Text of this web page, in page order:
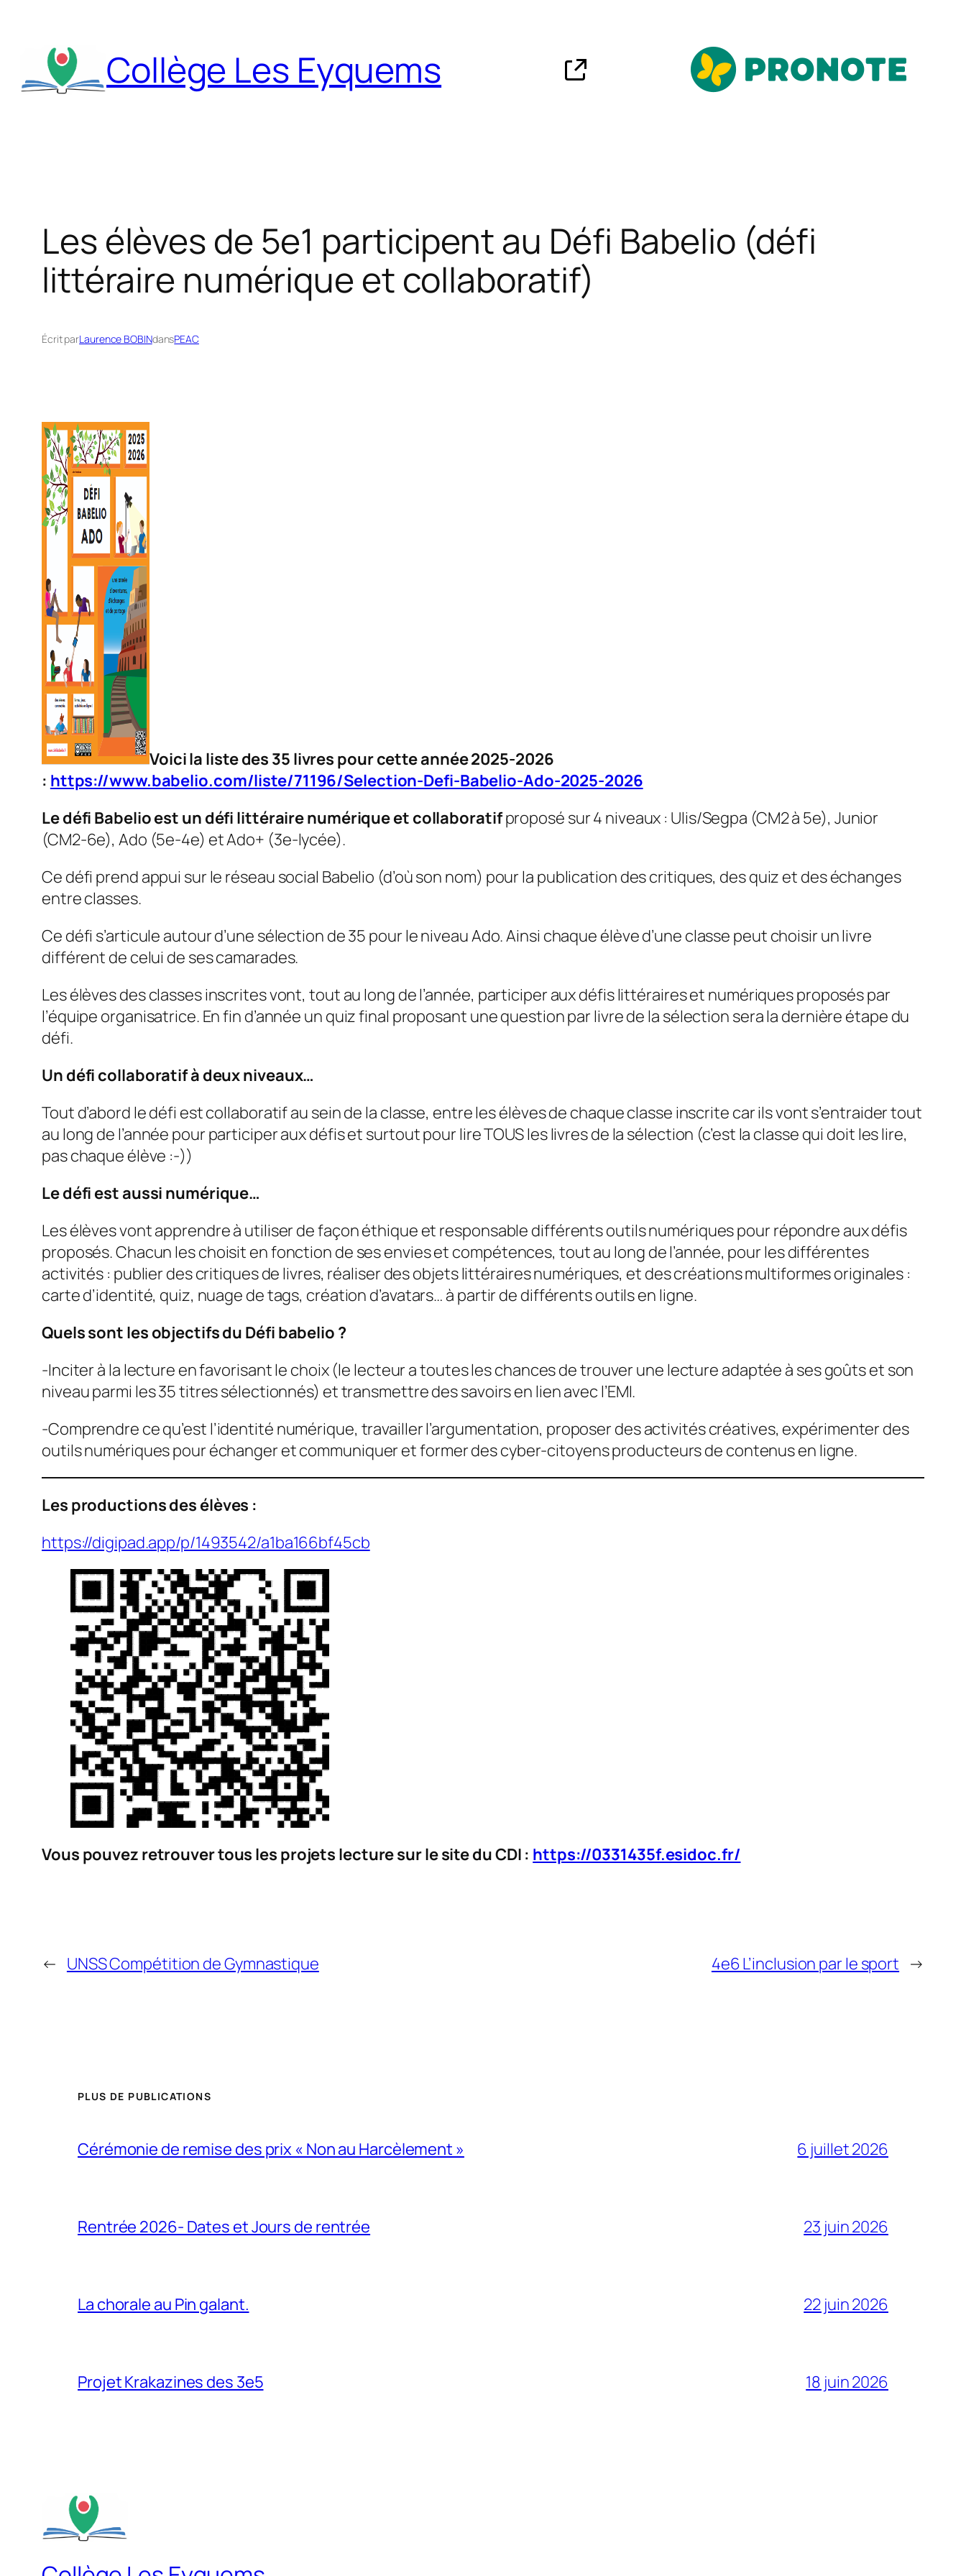
contenu
Collège Les Eyquems
Les élèves de 5e1 participent au Défi Babelio (défi
littéraire numérique et collaboratif)
Écrit parLaurence BOBINdansPEAC
Voici la liste des 35 livres pour cette année 2025-2026
: https://www.babelio.com/liste/71196/Selection-Defi-Babelio-Ado-2025-2026
Le défi Babelio est un défi littéraire numérique et collaboratifproposé sur 4 niveaux : Ulis/Segpa (CM2 à 5e), Junior
(CM2-6e), Ado (5e-4e) et Ado+ (3e-lycée).
Ce défi prend appui sur le réseau social Babelio (d’où son nom) pour la publication des critiques, des quiz et des échanges
entre classes.
Ce défi s’articule autour d’une sélection de 35 pour le niveau Ado. Ainsi chaque élève d’une classe peut choisir un livre
différent de celui de ses camarades.
Les élèves des classes inscrites vont, tout au long de l’année, participer aux défis littéraires et numériques proposés par
l’équipe organisatrice. En fin d’année un quiz final proposant une question par livre de la sélection sera la dernière étape du
défi.
Un défi collaboratif à deux niveaux…
Tout d’abord le défi est collaboratif au sein de la classe, entre les élèves de chaque classe inscrite car ils vont s’entraider tout
au long de l’année pour participer aux défis et surtout pour lire TOUS les livres de la sélection (c’est la classe qui doit les lire,
pas chaque élève :-))
Le défi est aussi numérique…
Les élèves vont apprendre à utiliser de façon éthique et responsable différents outils numériques pour répondre aux défis
proposés. Chacun les choisit en fonction de ses envies et compétences, tout au long de l’année, pour les différentes
activités : publier des critiques de livres, réaliser des objets littéraires numériques, et des créations multiformes originales :
carte d’identité, quiz, nuage de tags, création d’avatars… à partir de différents outils en ligne.
Quels sont les objectifs du Défi babelio ?
-Inciter à la lecture en favorisant le choix (le lecteur a toutes les chances de trouver une lecture adaptée à ses goûts et son
niveau parmi les 35 titres sélectionnés) et transmettre des savoirs en lien avec l’EMI.
-Comprendre ce qu’est l’identité numérique, travailler l’argumentation, proposer des activités créatives, expérimenter des
outils numériques pour échanger et communiquer et former des cyber-citoyens producteurs de contenus en ligne.
Les productions des élèves :
https://digipad.app/p/1493542/a1ba166bf45cb
Vous pouvez retrouver tous les projets lecture sur le site du CDI : https://0331435f.esidoc.fr/
← UNSS Compétition de Gymnastique 4e6 L’inclusion par le sport →
PLUS DE PUBLICATIONS
Cérémonie de remise des prix « Non au Harcèlement » 6 juillet 2026
Rentrée 2026- Dates et Jours de rentrée 23 juin 2026
La chorale au Pin galant. 22 juin 2026
Projet Krakazines des 3e5 18 juin 2026